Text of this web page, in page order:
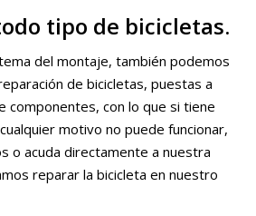
tipo de bicicletas.
del montaje, también podemos
de bicicletas, puestas a
componentes, con lo que si tiene
motivo no puede funcionar,
o acuda directamente a nuestra
reparar la bicicleta en nuestro